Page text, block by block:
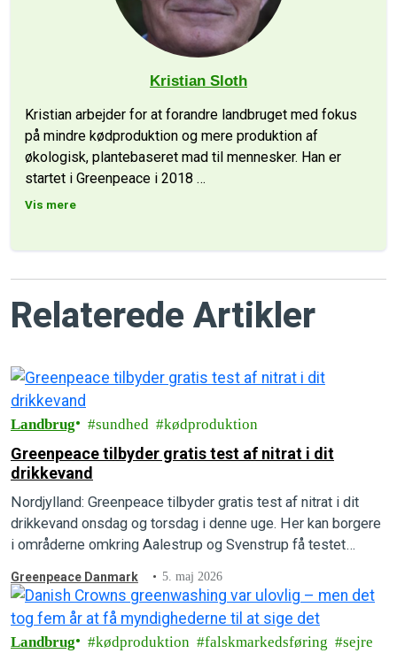
Kristian Sloth
Kristian arbejder for at forandre landbruget med fokus
på mindre kødproduktion og mere produktion af
økologisk, plantebaseret mad til mennesker. Han er
startet i Greenpeace i 2018 …
Vis mere
Relaterede Artikler
Landbrug sundhed kødproduktion
Greenpeace tilbyder gratis test af nitrat i dit
drikkevand
Nordjylland: Greenpeace tilbyder gratis test af nitrat i dit
drikkevand onsdag og torsdag i denne uge. Her kan borgere
i områderne omkring Aalestrup og Svenstrup få testet
Greenpeace Danmark 5. maj 2026
Landbrug kødproduktion falskmarkedsføring sejre